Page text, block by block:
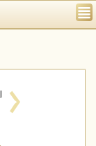
›